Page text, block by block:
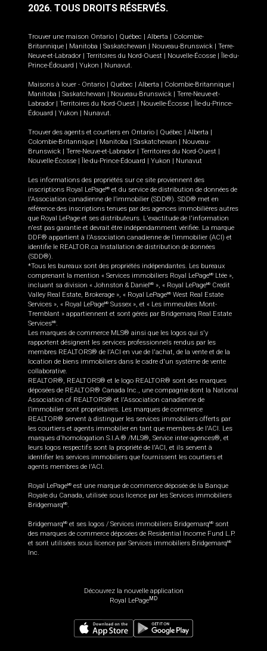
2026. TOUS DROITS RÉSERVÉS.
Trouver une maison Ontario Québec Alberta
Colombie-
Britannique
Manitoba Saskatchewan Nouveau-Brunswick
Terre-
Neuve-et-Labrador
Territoires du Nord-Ouest Nouvelle-Écosse
Île-du-
Prince-Édouard
Yukon Nunavut.
Maisons à louer - Ontario Québec Alberta Colombie-Britannique
Manitoba
Saskatchewan Nouveau-Brunswick
Terre-Neuve-et-
Labrador
Territoires du Nord-Ouest Nouvelle-Écosse
Île-du-Prince-
Édouard
Yukon Nunavut.
Trouver des agents et courtiers en Ontario Québec Alberta
Colombie-Britannique
Manitoba Saskatchewan
Nouveau-
Brunswick
Terre-Neuve-et-Labrador Territoires du Nord-Ouest
Nouvelle-Écosse
Île-du-Prince-Édouard Yukon Nunavut
Les informations des propriétés sur ce site proviennent des
inscriptions Royal LePageMD et du service de distribution de données de
l'Association canadienne de l’immobilier (SDD®). SDD® met en
référence des inscriptions tenues par des agences immobilières autres
que Royal LePage et ses distributeurs. L'exactitude de l'information
n'est pas garantie et devrait être indépendamment vérifiée. La marque
DDF® appartient à l'Association canadienne de l’immobilier (ACI) et
identifie le REALTOR.ca Installation de distribution de données
(SDD®).
*Tous les bureaux sont des propriétés indépendantes. Les bureaux
comprenant la mention « Services immobiliers Royal LePageMD
Ltée »,
incluant sa division « Johnston & Daniel MD », « Royal LePageMD
Credit
Valley Real Estate, Brokerage », « Royal LePageMD West Real Estate
Services », « Royal LePageMD Sussex », et « Les immeubles Mont-
Tremblant » appartiennent et sont gérés par Bridgemarq Real Estate
ServicesMD.
Les marques de commerce MLS® ainsi que les logos qui s'y
rapportent désignent les services professionnels rendus par les
membres REALTORS® de l'ACI en vue de l'achat, de la vente et de la
location de biens immobiliers dans le cadre d'un système de vente
collaborative.
REALTOR®, REALTORS® et le logo REALTOR® sont des marques
déposées de REALTOR® Canada Inc., une compagnie dont la National
Association of REALTORS® et l'Association canadienne de
l’immobilier sont propriétaires. Les marques de commerce
REALTOR® servent à distinguer les services immobiliers offerts par
les courtiers et agents immobilier en tant que membres de l'ACI. Les
marques d'homologation S.I.A.® /MLS®, Service inter-agences®, et
leurs logos respectifs sont la propriété de l'ACI, et ils servent à
identifier les services immobiliers que fournissent les courtiers et
agents membres de l'ACI.
Royal LePageMD est une marque de commerce déposée de la Banque
Royale du Canada, utilisée sous licence par les Services immobiliers
BridgemarqMD.
BridgemarqMD et ses logos / Services immobiliers BridgemarqMD
sont
des marques de commerce déposées de Residential Income Fund L.P.
et sont utilisées sous licence par Services immobiliers BridgemarqMD
Inc.
Découvrez la nouvelle application
Royal LePageMD